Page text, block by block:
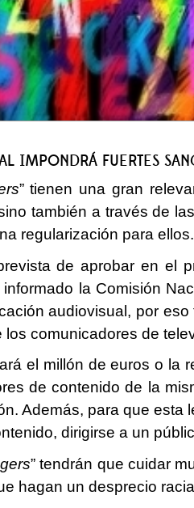
IMPONDRÁ FUERTES
” tienen una gran
también a través de
regularización para ellos.
de aprobar en el
la Comisión
audiovisual, por
comunicadores de
el millón de euros o
de contenido de la
Además, para que esta
dirigirse a un
” tendrán que cuidar
hagan un desprecio